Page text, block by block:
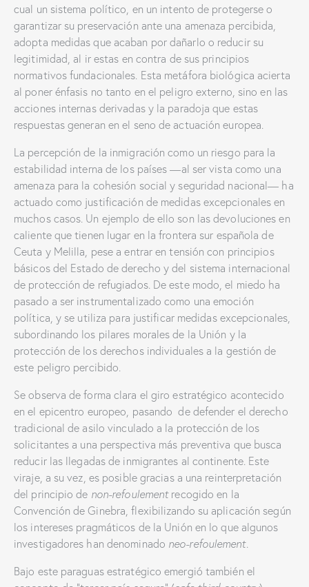
cual un sistema político, en un intento de protegerse o
garantizar su preservación ante una amenaza percibida,
adopta medidas que acaban por dañarlo o reducir su
legitimidad, al ir estas en contra de sus principios
normativos fundacionales. Esta metáfora biológica acierta
al poner énfasis no tanto en el peligro externo, sino en las
acciones internas derivadas y la paradoja que estas
respuestas generan en el seno de actuación europea.
La percepción de la inmigración como un riesgo para la
estabilidad interna de los países —al ser vista como una
amenaza para la cohesión social y seguridad nacional— ha
actuado como justificación de medidas excepcionales en
muchos casos. Un ejemplo de ello son las devoluciones en
caliente que tienen lugar en la frontera sur española de
Ceuta y Melilla, pese a entrar en tensión con principios
básicos del Estado de derecho y del sistema internacional
de protección de refugiados. De este modo, el miedo ha
pasado a ser instrumentalizado como una emoción
política, y se utiliza para justificar medidas excepcionales,
subordinando los pilares morales de la Unión y la
protección de los derechos individuales a la gestión de
este peligro percibido.
Se observa de forma clara el giro estratégico acontecido
en el epicentro europeo, pasando de defender el derecho
tradicional de asilo vinculado a la protección de los
solicitantes a una perspectiva más preventiva que busca
reducir las llegadas de inmigrantes al continente. Este
viraje, a su vez, es posible gracias a una reinterpretación
del principio de non-refoulementrecogido en la
Convención de Ginebra, flexibilizando su aplicación según
los intereses pragmáticos de la Unión en lo que algunos
investigadores han denominado neo-refoulement.
Bajo este paraguas estratégico emergió también el